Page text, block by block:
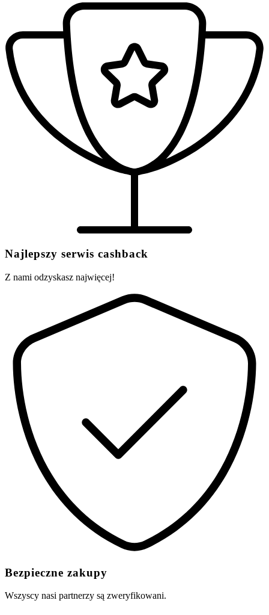
Najlepszy serwis cashback
Z nami odzyskasz najwięcej!
Bezpieczne zakupy
Wszyscy nasi partnerzy są zweryfikowani.